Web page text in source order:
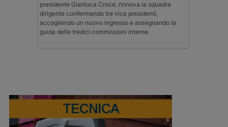
presidente Gianluca Croce, rinnova la squadra
dirigente confermando tre vice presidenti,
accogliendo un nuovo ingresso e assegnando la
guida delle tredici commissioni interne.
TECNICA